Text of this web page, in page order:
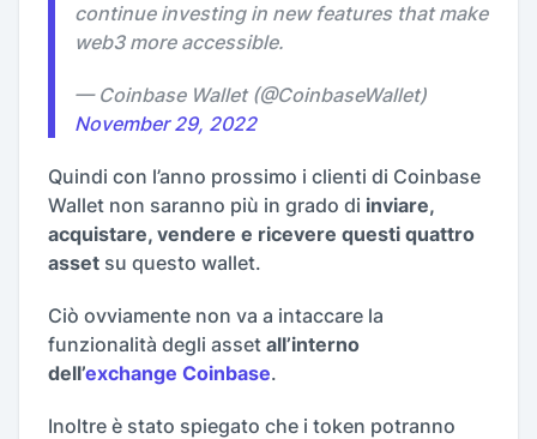
continue investing in new features that make
web3 more accessible.
— Coinbase Wallet (@CoinbaseWallet)
November 29, 2022
Quindi con l’anno prossimo i clienti di Coinbase
Wallet non saranno più in grado di inviare,
acquistare, vendere e ricevere questi quattro
asset su questo wallet.
Ciò ovviamente non va a intaccare la
funzionalità degli asset all’interno
dell’exchange Coinbase.
Inoltre è stato spiegato che i token potranno